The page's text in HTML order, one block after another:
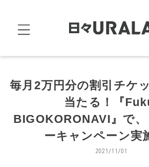
毎月2万円分の割引チケ
当たる！『
BIGOKORONAVI』で
ーキャンペーン実
2021/11/01